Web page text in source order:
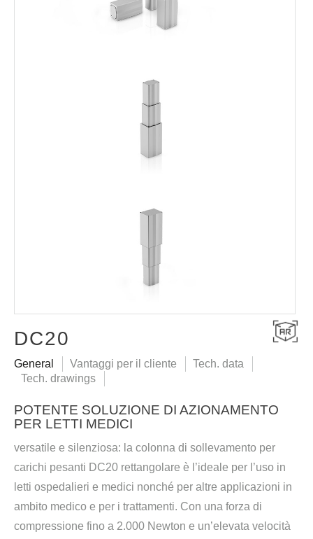
DC20
General Vantaggi per il cliente
Tech. data
Tech. drawings
POTENTE SOLUZIONE DI AZIONAMENTO
PER LETTI MEDICI
versatile e silenziosa: la colonna di sollevamento per
carichi pesanti DC20 rettangolare è l’ideale per l’uso in
letti ospedalieri e medici nonché per altre applicazioni in
ambito medico e per i trattamenti. Con una forza di
compressione fino a 2.000 Newton e un’elevata velocità